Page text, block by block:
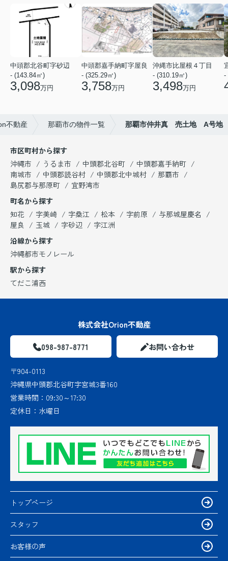
中頭郡北谷町字砂辺
- (143.84㎡)
3,098万円
中頭郡嘉手納町字屋良
- (325.29㎡)
3,758万円
沖縄市比屋根４丁目
- (310.19㎡)
3,498万円
-
不動産 那覇市の物件一覧 那覇市仲井真 売土地 A号地
市区町村から探す
沖縄市
うるま市 中頭郡北谷町
中頭郡嘉手納町
南城市
中頭郡読谷村 中頭郡北中城村
那覇市
島尻郡与那原町
宜野湾市
町名から探す
知花
字美崎 字桑江 松本 字前原
与那城屋慶名
屋良
玉城 字砂辺
字江洲
沿線から探す
沖縄都市モノレール
駅から探す
てだこ浦西
株式会社Orion不動産
098-987-8771 お問い合わせ
〒904-0113
沖縄県中頭郡北谷町字宮城3番160
営業時間： 09:30～17:30
定休日： 水曜日
トップページ
スタッフ
お客様の声